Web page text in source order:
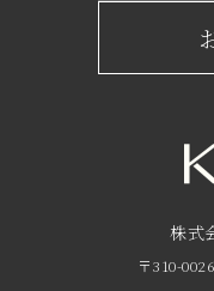
ショップか
フロアガイ
サービスの
京成友の会
京成ポイン
株式
〒310-